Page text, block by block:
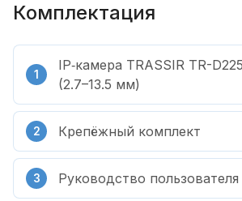
Комплектация
IP‑камера TRASSIR TR-
(2.7–13.5 мм)
Крепёжный комплект
Руководство пользователя